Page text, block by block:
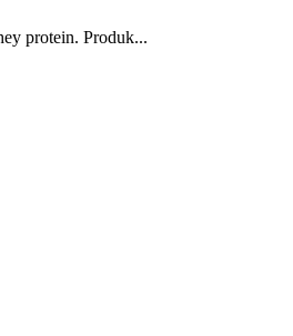
protein. Produk...